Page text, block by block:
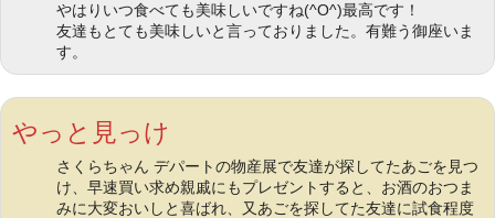
やはりいつ食べても美味しいですね(^O^)最高です！
友達もとても美味しいと言っておりました。有難う御座いま
す。
やっと見っけ
さくらちゃん デパートの物産展で友達が探してたあごを見つ
け、早速買い求め親戚にもプレゼントすると、お酒のおつま
みに大変おいしと喜ばれ、又あごを探してた友達に試食程度